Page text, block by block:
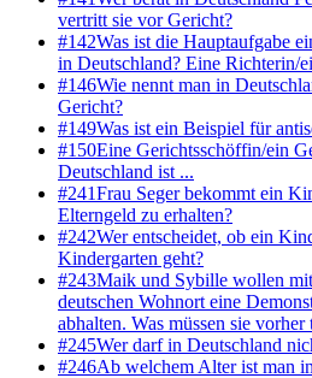
vertritt sie vor Gericht?
#142Was ist die Hauptaufgabe
in Deutschland? Eine Richterin/
#146Wie nennt man in
Gericht?
#149Was ist ein Beispiel für
#150Eine Gerichtsschöffin/ein
Deutschland ist ...
#241Frau Seger bekommt ein
Elterngeld zu erhalten?
#242Wer entscheidet, ob ein
Kindergarten geht?
#243Maik und Sybille wollen
deutschen Wohnort eine
abhalten. Was müssen sie vorher
#245Wer darf in Deutschland
#246Ab welchem Alter ist man